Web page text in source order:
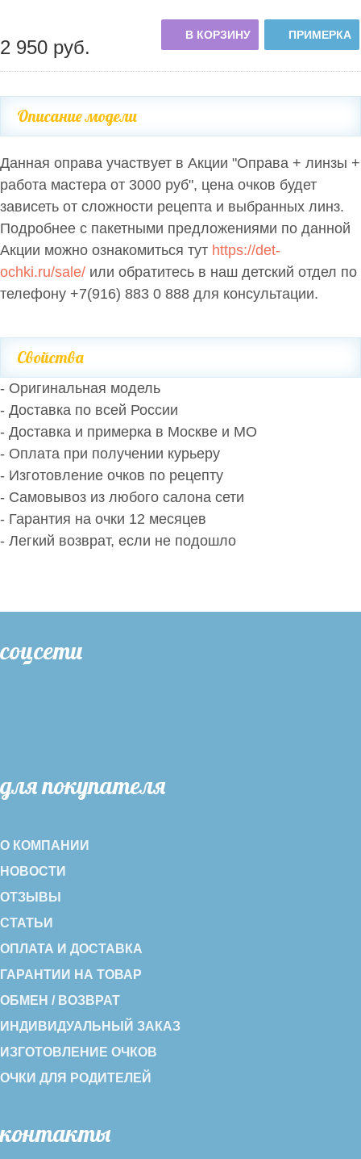
2 950 руб.
В КОРЗИНУ ПРИМЕРКА
Описание модели
Данная оправа участвует в Акции "Оправа + линзы +
работа мастера от 3000 руб", цена очков будет
зависеть от сложности рецепта и выбранных линз.
Подробнее с пакетными предложениями по данной
Акции можно ознакомиться тут https://det-
ochki.ru/sale/ или обратитесь в наш детский отдел по
телефону +7(916) 883 0 888 для консультации.
Свойства
- Оригинальная модель
- Доставка по всей России
- Доставка и примерка в Москве и МО
- Оплата при получении курьеру
- Изготовление очков по рецепту
- Самовывоз из любого салона сети
- Гарантия на очки 12 месяцев
- Легкий возврат, если не подошло
соцсети
для покупателя
О КОМПАНИИ
НОВОСТИ
ОТЗЫВЫ
СТАТЬИ
ОПЛАТА И ДОСТАВКА
ГАРАНТИИ НА ТОВАР
ОБМЕН / ВОЗВРАТ
ИНДИВИДУАЛЬНЫЙ ЗАКАЗ
ИЗГОТОВЛЕНИЕ ОЧКОВ
ОЧКИ ДЛЯ РОДИТЕЛЕЙ
контакты